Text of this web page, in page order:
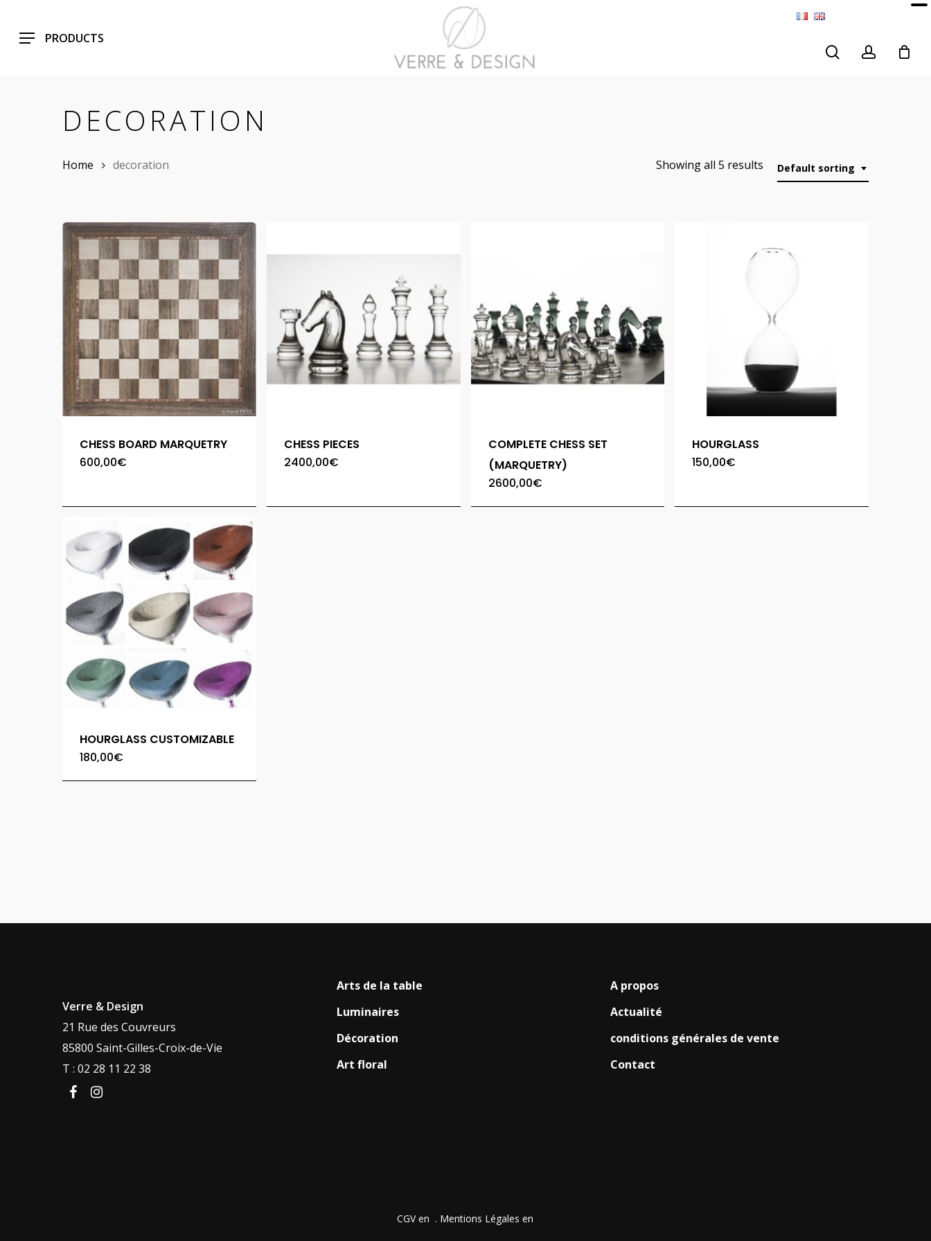
PRODUCTS
searchaccount
DECORATION
Default sorting
Showing all 5 results
Home decoration
CHESS BOARD MARQUETRY
600,00€
CHESS PIECES
2400,00€
COMPLETE CHESS SET
(MARQUETRY)
2600,00€
HOURGLASS
150,00€
HOURGLASS CUSTOMIZABLE
180,00€
Verre & Design
21 Rue des Couvreurs
85800 Saint-Gilles-Croix-de-Vie
T : 02 28 11 22 38
facebookinstagram
Arts de la table
Luminaires
Décoration
Art floral
A propos
Actualité
conditions générales de vente
Contact
CGV en . Mentions Légales en